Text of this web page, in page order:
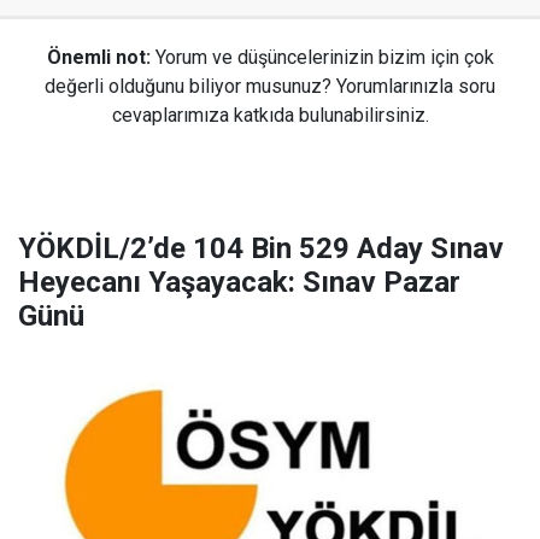
Önemli not: Yorum ve düşüncelerinizin bizim için çok
değerli olduğunu biliyor musunuz? Yorumlarınızla soru
cevaplarımıza katkıda bulunabilirsiniz.
YÖKDİL/2’de 104 Bin 529 Aday Sınav
Heyecanı Yaşayacak: Sınav Pazar
Günü